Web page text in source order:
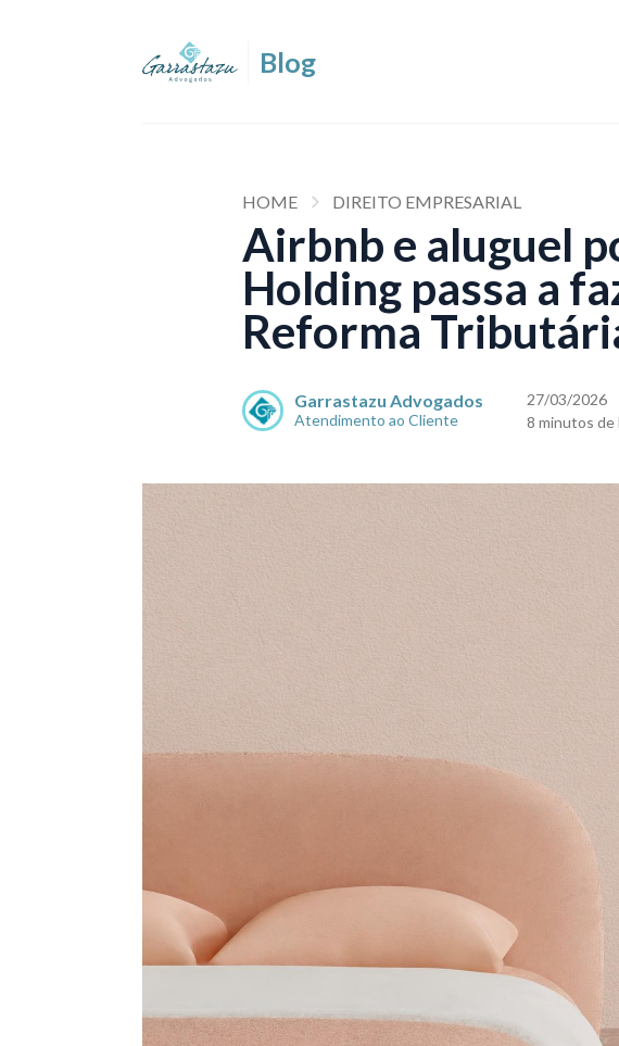
HOME DIREITO EMPRESARIAL
Airbnb e aluguel
Holding passa a
Reforma
Garrastazu Advogados
Atendimento ao Cliente
27/03/2026
8 minutos de